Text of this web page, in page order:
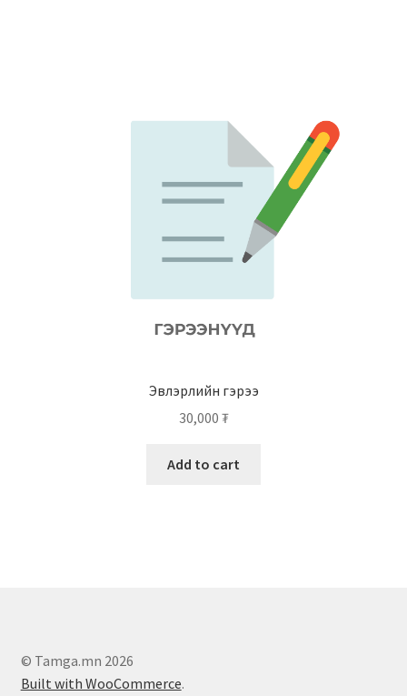
Эвлэрлийн гэрээ
30,000 ₮
Add to cart
© Tamga.mn 2026
Built with WooCommerce.